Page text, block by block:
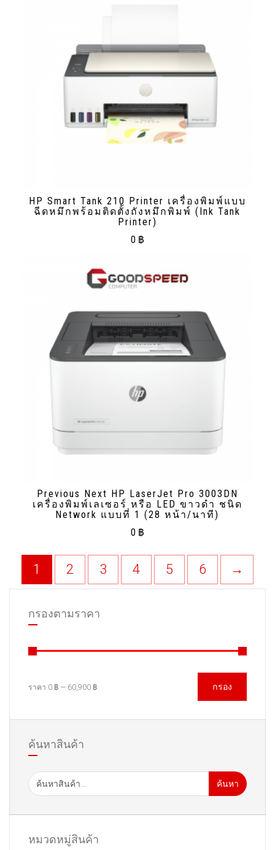
HP Smart Tank 210 Printer เครื่องพิมพ์แบบ
ฉีดหมึกพร้อมติดตั้งถังหมึกพิมพ์ (Ink Tank
Printer)
0 ฿
Previous Next HP LaserJet Pro 3003DN
เครื่องพิมพ์เลเซอร์ หรือ LED ขาวดํา ชนิด
Network แบบที่ 1 (28 หน้า/นาที)
0 ฿
1 2 3 4 5 6 →
กรองตามราคา
กรอง
ราคา 0 ฿ — 60,900 ฿
ค้นหาสินค้า
ค้นหา
หมวดหมู่สินค้า